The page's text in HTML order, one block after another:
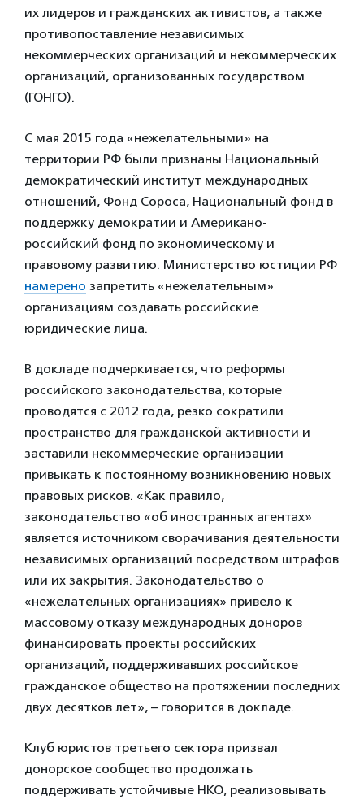
их лидеров и гражданских активистов, а также
противопоставление независимых
некоммерческих организаций и некоммерческих
организаций, организованных государством
(ГОНГО).
С мая 2015 года «нежелательными» на
территории РФ были признаны Национальный
демократический институт международных
отношений, Фонд Сороса, Национальный фонд в
поддержку демократии и Американо-
российский фонд по экономическому и
правовому развитию. Министерство юстиции РФ
намерено запретить «нежелательным»
организациям создавать российские
юридические лица.
В докладе подчеркивается, что реформы
российского законодательства, которые
проводятся с 2012 года, резко сократили
пространство для гражданской активности и
заставили некоммерческие организации
привыкать к постоянному возникновению новых
правовых рисков. «Как правило,
законодательство «об иностранных агентах»
является источником сворачивания деятельности
независимых организаций посредством штрафов
или их закрытия. Законодательство о
«нежелательных организациях» привело к
массовому отказу международных доноров
финансировать проекты российских
организаций, поддерживавших российское
гражданское общество на протяжении последних
двух десятков лет», – говорится в докладе.
Клуб юристов третьего сектора призвал
донорское сообщество продолжать
поддерживать устойчивые НКО, реализовывать